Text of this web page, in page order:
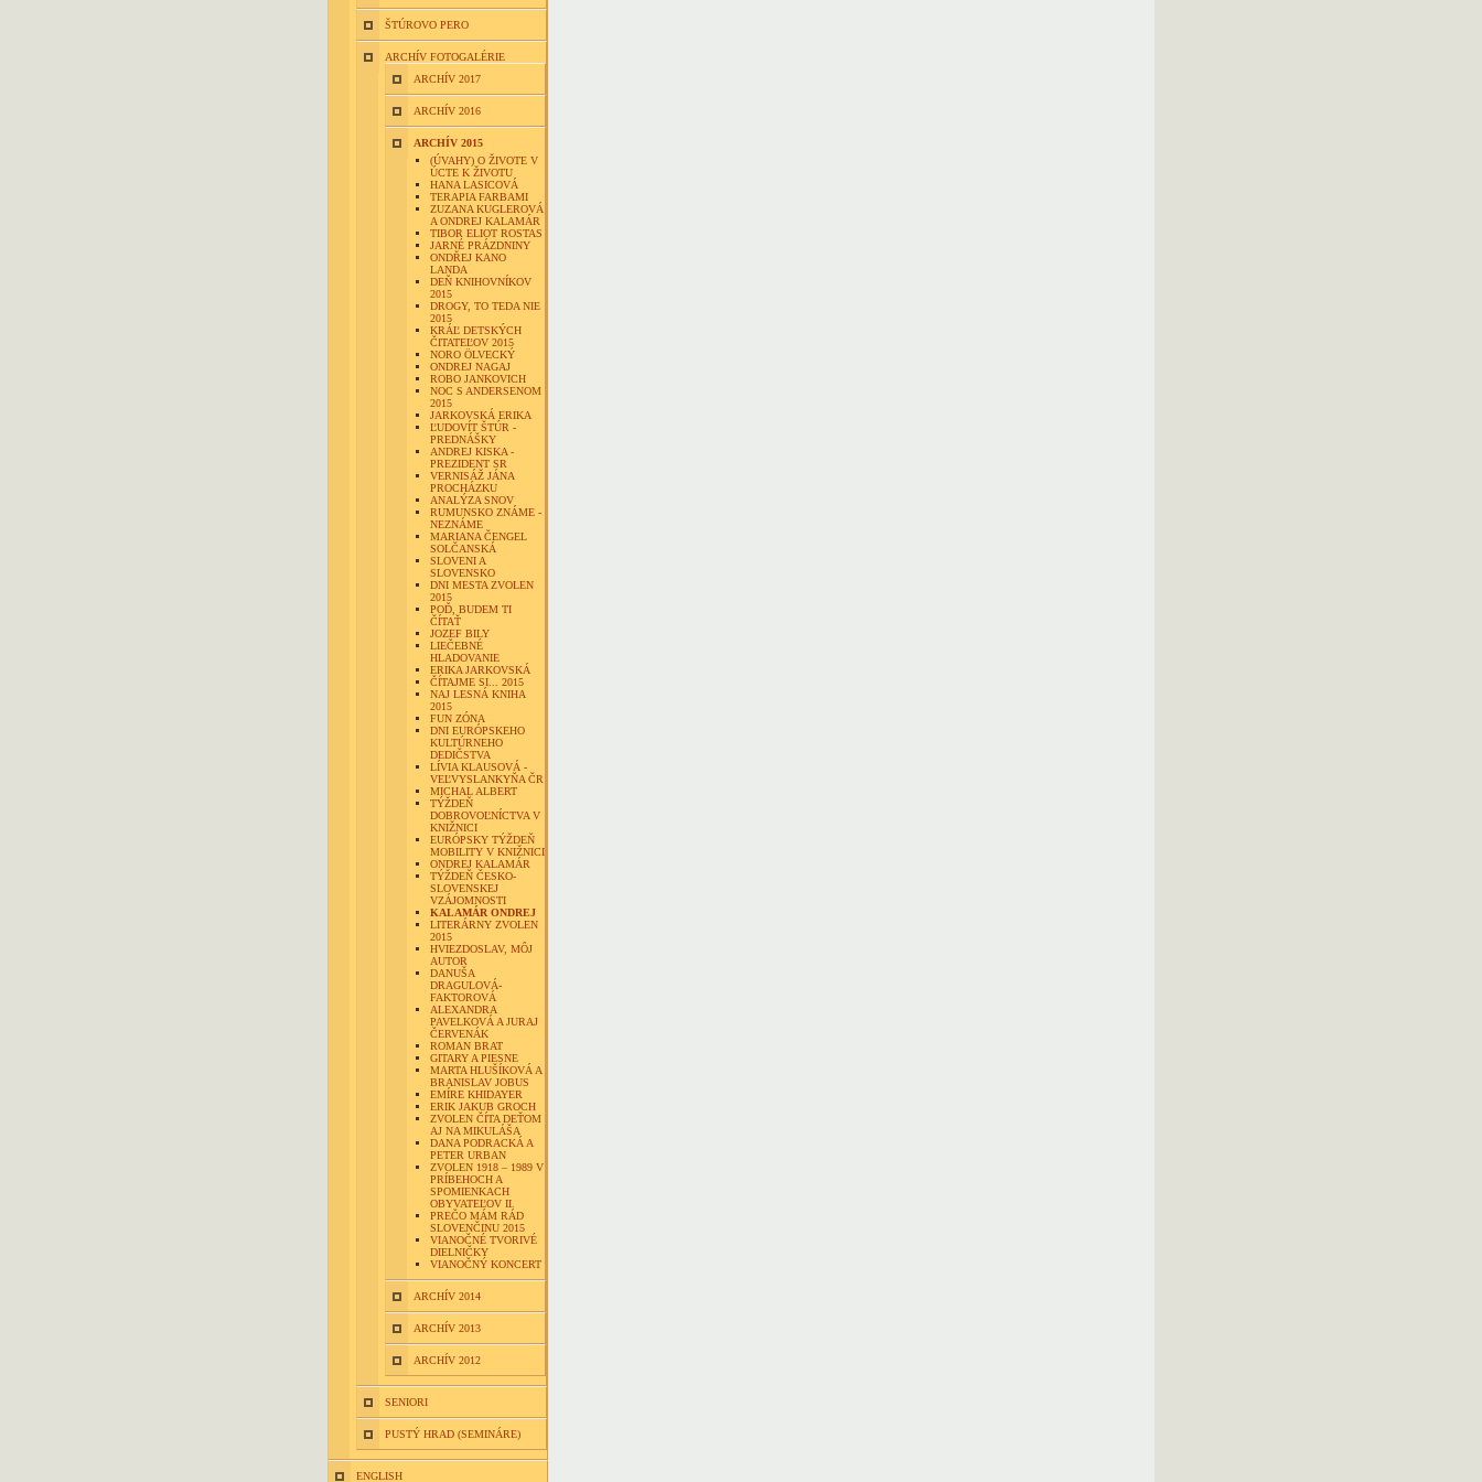
ŠTÚROVO PERO
ARCHÍV FOTOGALÉRIE
ARCHÍV 2017
ARCHÍV 2016
ARCHÍV 2015
(ÚVAHY) O ŽIVOTE V
ÚCTE K ŽIVOTU
HANA LASICOVÁ
TERAPIA FARBAMI
ZUZANA KUGLEROVÁ
A ONDREJ KALAMÁR
TIBOR ELIOT ROSTAS
JARNÉ PRÁZDNINY
ONDŘEJ KANO
LANDA
DEŇ KNIHOVNÍKOV
2015
DROGY, TO TEDA NIE
2015
KRÁĽ DETSKÝCH
ČITATEĽOV 2015
NORO ÖLVECKÝ
ONDREJ NAGAJ
ROBO JANKOVICH
NOC S ANDERSENOM
2015
JARKOVSKÁ ERIKA
ĽUDOVÍT ŠTÚR -
PREDNÁŠKY
ANDREJ KISKA -
PREZIDENT SR
VERNISÁŽ JÁNA
PROCHÁZKU
ANALÝZA SNOV
RUMUNSKO ZNÁME -
NEZNÁME
MARIANA ČENGEL
SOLČANSKÁ
SLOVENI A
SLOVENSKO
DNI MESTA ZVOLEN
2015
POĎ, BUDEM TI
ČÍTAŤ
JOZEF BILY
LIEČEBNÉ
HLADOVANIE
ERIKA JARKOVSKÁ
ČÍTAJME SI... 2015
NAJ LESNÁ KNIHA
2015
FUN ZÓNA
DNI EURÓPSKEHO
KULTÚRNEHO
DEDIČSTVA
LÍVIA KLAUSOVÁ -
VEĽVYSLANKYŇA ČR
MICHAL ALBERT
TÝŽDEŇ
DOBROVOĽNÍCTVA V
KNIŽNICI
EURÓPSKY TÝŽDEŇ
MOBILITY V KNIŽNICI
ONDREJ KALAMÁR
TÝŽDEŇ ČESKO-
SLOVENSKEJ
VZÁJOMNOSTI
KALAMÁR ONDREJ
LITERÁRNY ZVOLEN
2015
HVIEZDOSLAV, MÔJ
AUTOR
DANUŠA
DRAGULOVÁ-
FAKTOROVÁ
ALEXANDRA
PAVELKOVÁ A JURAJ
ČERVENÁK
ROMAN BRAT
GITARY A PIESNE
MARTA HLUŠÍKOVÁ A
BRANISLAV JOBUS
EMÍRE KHIDAYER
ERIK JAKUB GROCH
ZVOLEN ČÍTA DEŤOM
AJ NA MIKULÁŠA
DANA PODRACKÁ A
PETER URBAN
ZVOLEN 1918 – 1989 V
PRÍBEHOCH A
SPOMIENKACH
OBYVATEĽOV II.
PREČO MÁM RÁD
SLOVENČINU 2015
VIANOČNÉ TVORIVÉ
DIELNIČKY
VIANOČNÝ KONCERT
ARCHÍV 2014
ARCHÍV 2013
ARCHÍV 2012
SENIORI
PUSTÝ HRAD (SEMINÁRE)
ENGLISH